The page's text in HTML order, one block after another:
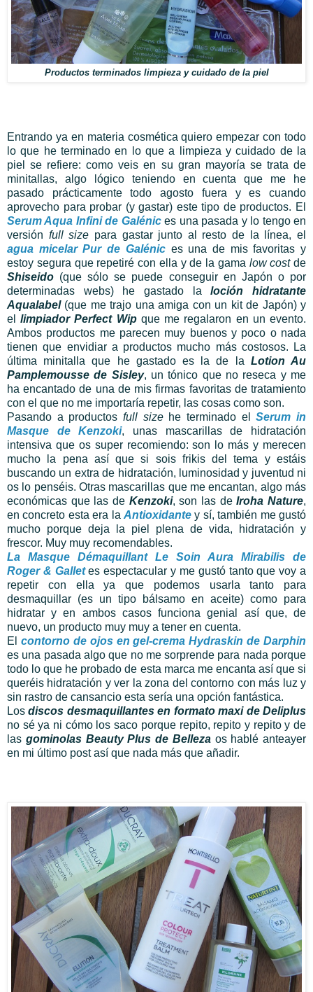
Productos terminados limpieza y cuidado de la piel
Entrando ya en materia cosmética quiero empezar con todo
lo que he terminado en lo que a limpieza y cuidado de la
piel se refiere: como veis en su gran mayoría se trata de
minitallas, algo lógico teniendo en cuenta que me he
pasado prácticamente todo agosto fuera y es cuando
aprovecho para probar (y gastar) este tipo de productos. El
Serum Aqua Infini de Galénices una pasada y lo tengo en
versión full size para gastar junto al resto de la línea, el
agua micelar Pur de Galénices una de mis favoritas y
estoy segura que repetiré con ella y de la gama low costde
Shiseido (que sólo se puede conseguir en Japón o por
determinadas webs) he gastado laloción hidratante
Aqualabel(que me trajo una amiga con un kit de Japón) y
ellimpiador Perfect Wipque me regalaron en un evento.
Ambos productos me parecen muy buenos y poco o nada
tienen que envidiar a productos mucho más costosos. La
última minitalla que he gastado es la de la Lotion Au
Pamplemousse de Sisley, un tónico que no reseca y me
ha encantado de una de mis firmas favoritas de tratamiento
con el que no me importaría repetir, las cosas como son.
Pasando a productos full sizehe terminado elSerum in
Masque de Kenzoki, unas mascarillas de hidratación
intensiva que os super recomiendo: son lo más y merecen
mucho la pena así que si sois frikis del tema y estáis
buscando un extra de hidratación, luminosidad y juventud ni
os lo penséis. Otras mascarillas que me encantan, algo más
económicas que las de Kenzoki, son las deIroha Nature,
en concreto esta era la Antioxidante y sí, también me gustó
mucho porque deja la piel plena de vida, hidratación y
frescor. Muy muy recomendables.
La Masque Démaquillant Le Soin Aura Mirabilis de
Roger & Galletes espectacular y me gustó tanto que voy a
repetir con ella ya que podemos usarla tanto para
desmaquillar (es un tipo bálsamo en aceite) como para
hidratar y en ambos casos funciona genial así que, de
nuevo, un producto muy muy a tener en cuenta.
El contorno de ojos en gel-crema Hydraskin de Darphin
es una pasada algo que no me sorprende para nada porque
todo lo que he probado de esta marca me encanta así que si
queréis hidratación y ver la zona del contorno con más luz y
sin rastro de cansancio esta sería una opción fantástica.
Losdiscos desmaquillantes en formato maxi de Deliplus
no sé ya ni cómo los saco porque repito, repito y repito y de
las gominolas Beauty Plus de Bellezaos hablé anteayer
en mi último post así que nada más que añadir.